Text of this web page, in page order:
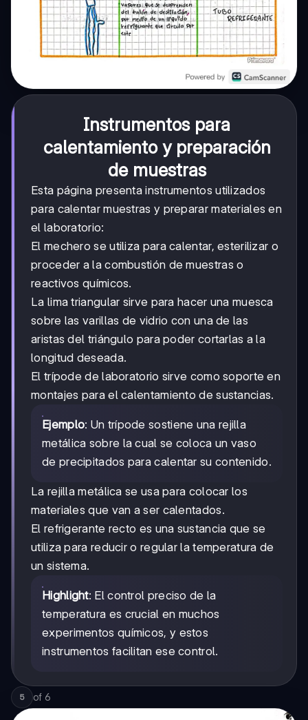
Instrumentos para
calentamiento y preparación
de muestras
Esta página presenta instrumentos utilizados
para calentar muestras y preparar materiales en
el laboratorio:
El mechero se utiliza para calentar, esterilizar o
proceder a la combustión de muestras o
reactivos químicos.
La lima triangular sirve para hacer una muesca
sobre las varillas de vidrio con una de las
aristas del triángulo para poder cortarlas a la
longitud deseada.
El trípode de laboratorio sirve como soporte en
montajes para el calentamiento de sustancias.
Ejemplo: Un trípode sostiene una rejilla
metálica sobre la cual se coloca un vaso
de precipitados para calentar su contenido.
La rejilla metálica se usa para colocar los
materiales que van a ser calentados.
El refrigerante recto es una sustancia que se
utiliza para reducir o regular la temperatura de
un sistema.
Highlight: El control preciso de la
temperatura es crucial en muchos
experimentos químicos, y estos
instrumentos facilitan ese control.
5 of 6